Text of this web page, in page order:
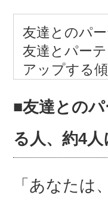
友達とのパ
友達とパー
アップする傾
■友達との
る人、約4人
「あなたは